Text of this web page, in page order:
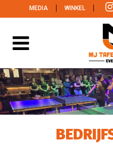
MEDIA | WINKEL |